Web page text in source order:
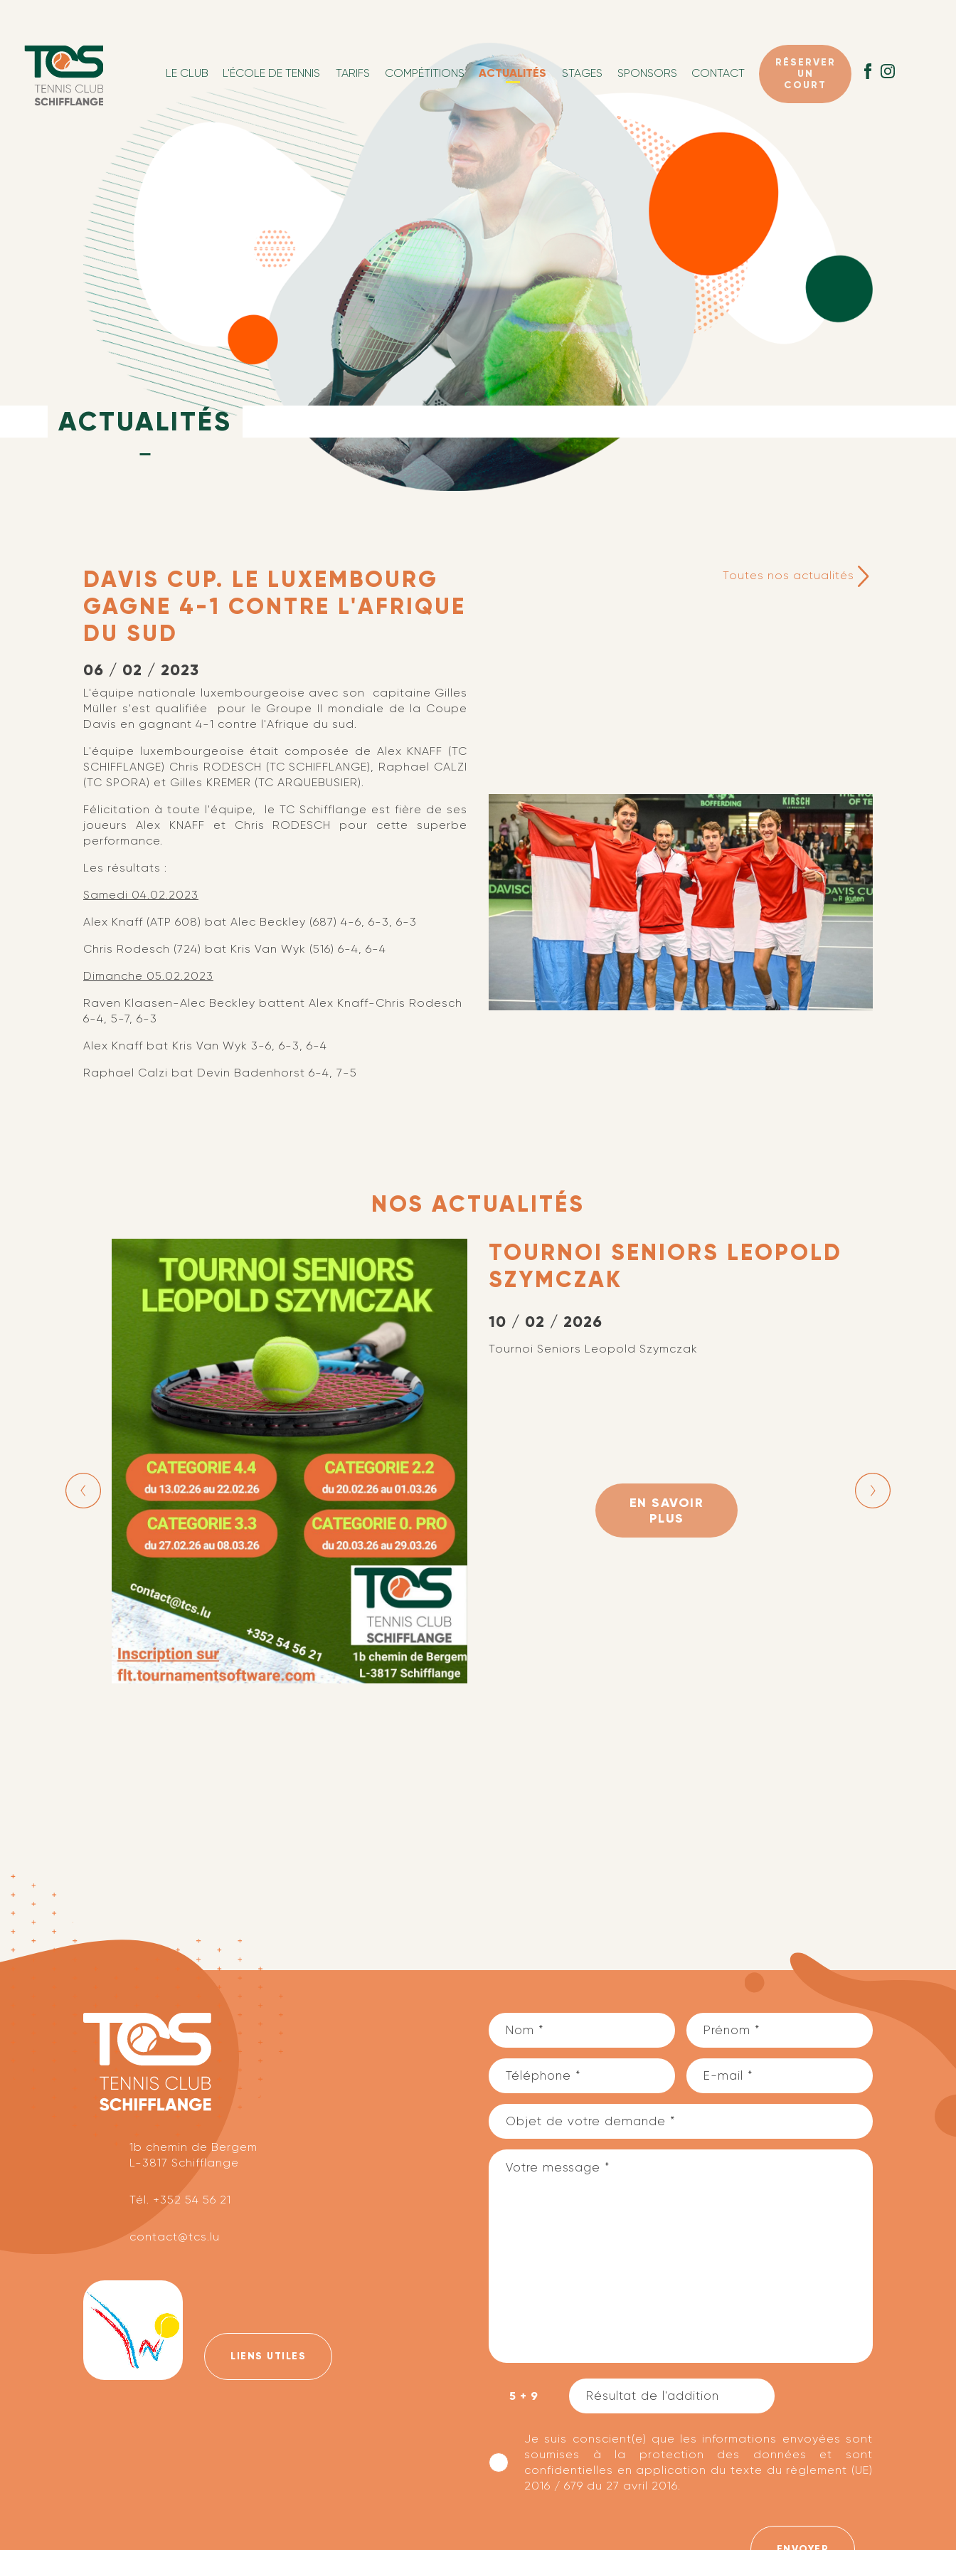
LE CLUB L'ÉCOLE DE TENNIS TARIFS COMPÉTITIONS ACTUALITÉS STAGES SPONSORS CONTACT
RÉSERVER
UN
COURT
ACTUALITÉS
DAVIS CUP. LE LUXEMBOURG
GAGNE 4-1 CONTRE L'AFRIQUE
DU SUD
06 / 02 / 2023
Toutes nos actualités
L'équipe nationale luxembourgeoise avec son capitaine Gilles
Müller s'est qualifiée pour le Groupe II mondiale de la Coupe
Davis en gagnant 4-1 contre l'Afrique du sud.
L'équipe luxembourgeoise était composée de Alex KNAFF (TC
SCHIFFLANGE) Chris RODESCH (TC SCHIFFLANGE), Raphael CALZI
(TC SPORA) et Gilles KREMER (TC ARQUEBUSIER).
Félicitation à toute l'équipe, le TC Schifflange est fière de ses
joueurs Alex KNAFF et Chris RODESCH pour cette superbe
performance.
Les résultats :
Samedi 04.02.2023
Alex Knaff (ATP 608) bat Alec Beckley (687) 4-6, 6-3, 6-3
Chris Rodesch (724) bat Kris Van Wyk (516) 6-4, 6-4
Dimanche 05.02.2023
Raven Klaasen-Alec Beckley battent Alex Knaff-Chris Rodesch
6-4, 5-7, 6-3
Alex Knaff bat Kris Van Wyk 3-6, 6-3, 6-4
Raphael Calzi bat Devin Badenhorst 6-4, 7-5
NOS ACTUALITÉS
TOURNOI SENIORS LEOPOLD
SZYMCZAK
10 / 02 / 2026
Tournoi Seniors Leopold Szymczak
EN SAVOIR
PLUS
1b chemin de Bergem
L-3817 Schifflange
Tél. +352 54 56 21
contact@tcs.lu
LIENS UTILES
5 + 9
Je suis conscient(e) que les informations envoyées sont
soumises à la protection des données et sont
confidentielles en application du texte du règlement (UE)
2016 / 679 du 27 avril 2016.